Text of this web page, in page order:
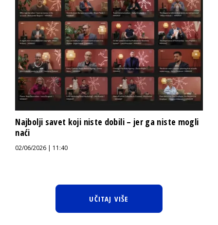
Najbolji savet koji niste dobili – jer ga niste mogli
naći
02/06/2026 | 11:40
UČITAJ VIŠE